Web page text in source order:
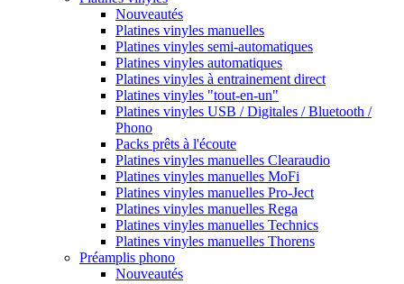
Nouveautés
Platines vinyles manuelles
Platines vinyles semi-automatiques
Platines vinyles automatiques
Platines vinyles à entrainement direct
Platines vinyles "tout-en-un"
Platines vinyles USB / Digitales / Bluetooth /
Phono
Packs prêts à l'écoute
Platines vinyles manuelles Clearaudio
Platines vinyles manuelles MoFi
Platines vinyles manuelles Pro-Ject
Platines vinyles manuelles Rega
Platines vinyles manuelles Technics
Platines vinyles manuelles Thorens
Préamplis phono
Nouveautés